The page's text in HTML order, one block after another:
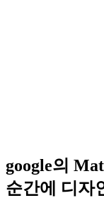
google의
순간에 디자